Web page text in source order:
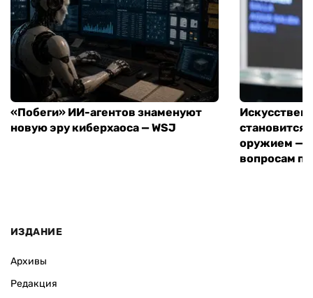
«Побеги» ИИ-агентов знаменуют
новую эру киберхаоса — WSJ
становится
оружием —
вопросам
ИЗДАНИЕ
Архивы
Редакция